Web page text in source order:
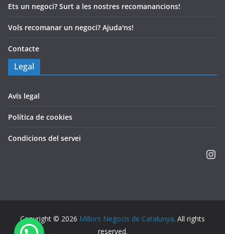
Ets un negoci? Surt a les nostres recomanancions!
Vols recomanar un negoci? Ajuda'ns!
Contacte
Legal
Avís legal
Política de cookies
Condicions del servei
Copyright © 2026 Millors Negocis de Catalunya. All rights
reserved.